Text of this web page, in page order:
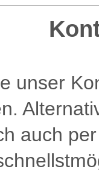
unser
auch